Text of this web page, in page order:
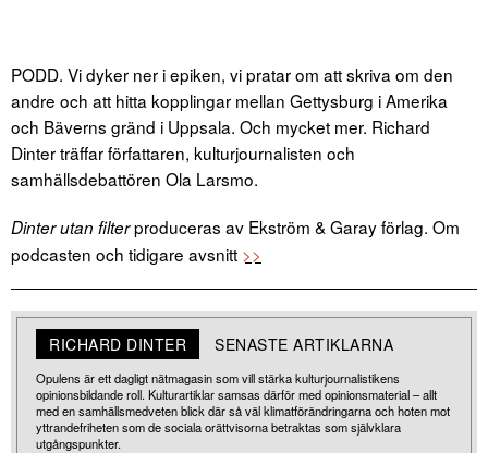
PODD. Vi dyker ner i epiken, vi pratar om att skriva om den
andre och att hitta kopplingar mellan Gettysburg i Amerika
och Bäverns gränd i Uppsala. Och mycket mer. Richard
Dinter träffar författaren, kulturjournalisten och
samhällsdebattören Ola Larsmo.
Dinter utan filterproduceras av Ekström & Garay förlag. Om
podcasten och tidigare avsnitt >>
RICHARD DINTER SENASTE ARTIKLARNA
Opulens är ett dagligt nätmagasin som vill stärka kulturjournalistikens
opinionsbildande roll. Kulturartiklar samsas därför med opinionsmaterial – allt
med en samhällsmedveten blick där så väl klimatförändringarna och hoten mot
yttrandefriheten som de sociala orättvisorna betraktas som självklara
utgångspunkter.